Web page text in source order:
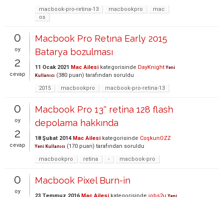
macbook-pro-retina-13
macbookpro
mac
os
0
oy
2
cevap
Macbook Pro Retına Early 2015
Batarya bozulması
11 Ocak 2021 Mac Ailesi kategorisinde DayKnight Yeni
Kullanıcı (380 puan) tarafından soruldu
2015
macbookpro macbook-pro-retina-13
0
oy
2
cevap
Macbook Pro 13'' retina 128 flash
depolama hakkında
18 Şubat 2014 Mac Ailesi kategorisinde CoşkunOZZ
Yeni Kullanıcı (170 puan) tarafından soruldu
macbookpro
retina - macbook-pro
0
oy
Macbook Pixel Burn-in
Yeni